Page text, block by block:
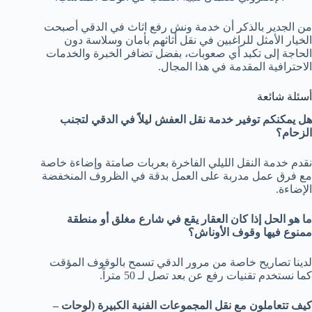
من الجدير بالذكر أن خدمة ونش رفع اثاث في الدقي أصبحت
الخيار الأمثل للراغبين في نقل أثاثهم بأمان وسلاسة دون
الحاجة إلى تكبد أي صعوبات، بفضل تضافر الخبرة والخدمات
الاحترافية المقدمة في هذا المجال.
أسئلة شائعة
هل يمكنكم توفير خدمة نقل العفش ليلاً في الدقي لتجنب
الزحام؟
نقدم خدمة النقل الليلي الفاخرة بعربات صامتة وإضاءة خاصة
مع فرق عمل مدربة على العمل بدقة في الظروف المنخفضة
الإضاءة.
ما هو الحل إذا كان العقار يقع في شارع مغلق أو منطقة
ممنوع فيها وقوف الأوناش؟
لدينا تصاريح خاصة من مرور الدقي تسمح بالوقوف المؤقت
كما نستخدم تقنيات رفع عن بعد تصل لـ 50 متراً.
كيف تتعاملون مع نقل المجموعات الفنية الكبيرة (لوحات –